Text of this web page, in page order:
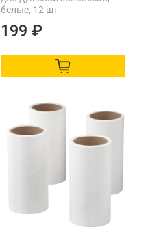
белые, 12 шт
199 ₽